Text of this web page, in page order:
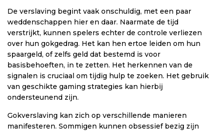
De verslaving begint vaak onschuldig, met een paar
weddenschappen hier en daar. Naarmate de tijd
verstrijkt, kunnen spelers echter de controle verliezen
over hun gokgedrag. Het kan hen ertoe leiden om hun
spaargeld, of zelfs geld dat bestemd is voor
basisbehoeften, in te zetten. Het herkennen van de
signalen is cruciaal om tijdig hulp te zoeken. Het gebruik
van geschikte gaming strategies kan hierbij
ondersteunend zijn.
Gokverslaving kan zich op verschillende manieren
manifesteren. Sommigen kunnen obsessief bezig zijn